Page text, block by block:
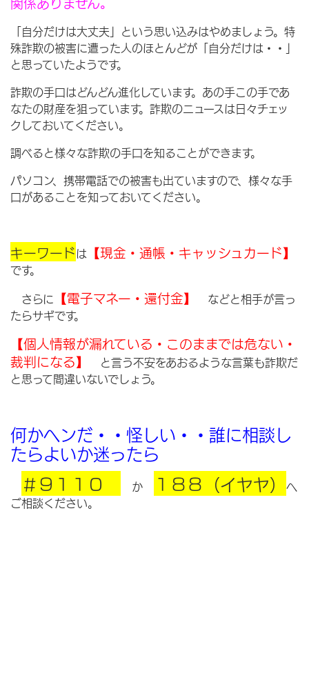
「自分だけは大丈夫」という思い込みはやめましょう。特
殊詐欺の被害に遭った人のほとんどが「自分だけは・・」
と思っていたようです。
詐欺の手口はどんどん進化しています。あの手この手であ
なたの財産を狙っています。詐欺のニュースは日々チェッ
クしておいてください。
調べると様々な詐欺の手口を知ることができます。
パソコン、携帯電話での被害も出ていますので、様々な手
口があることを知っておいてください。
キーワードは 【現金・通帳・キャッシュカード】
です。
さらに 【電子マネー・還付金】
などと相手が言っ
たらサギです。
【個人情報が漏れている・このままでは危ない・
裁判になる】
と言う不安をあおるような言葉も詐欺だ
と思って間違いないでしょう。
何かヘンだ・・怪しい・・誰に相談し
たらよいか迷ったら
＃９１１０
か １８８（イヤヤ）
へ
ご相談ください。